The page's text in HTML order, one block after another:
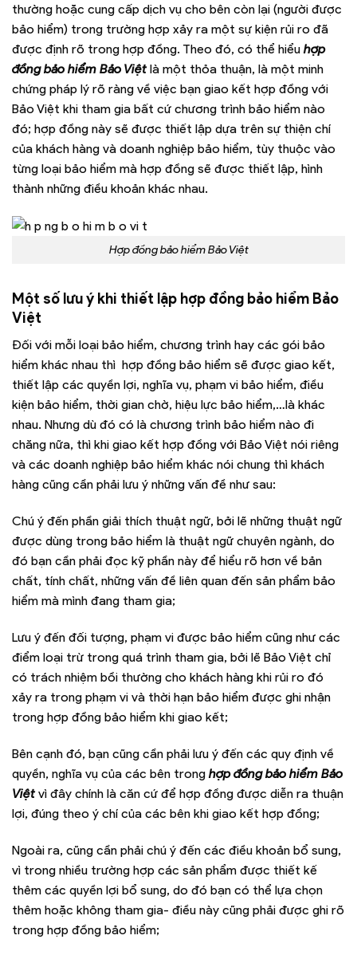
thường hoặc cung cấp dịch vụ cho bên còn lại (người được
bảo hiểm) trong trường hợp xảy ra một sự kiện rủi ro đã
được định rõ trong hợp đồng. Theo đó, có thể hiểu hợp
đồng bảo hiểm Bảo Việtlà một thỏa thuận, là một minh
chứng pháp lý rõ ràng về việc bạn giao kết hợp đồng với
Bảo Việt khi tham gia bất cứ chương trình bảo hiểm nào
đó; hợp đồng này sẽ được thiết lập dựa trên sự thiện chí
của khách hàng và doanh nghiệp bảo hiểm, tùy thuộc vào
từng loại bảo hiểm mà hợp đồng sẽ được thiết lập, hình
thành những điều khoản khác nhau.
Hợp đồng bảo hiểm Bảo Việt
Một số lưu ý khi thiết lập hợp đồng bảo hiểm Bảo
Việt
Đối với mỗi loại bảo hiểm, chương trình hay các gói bảo
hiểm khác nhau thì hợp đồng bảo hiểm sẽ được giao kết,
thiết lập các quyền lợi, nghĩa vụ, phạm vi bảo hiểm, điều
kiện bảo hiểm, thời gian chờ, hiệu lực bảo hiểm,…là khác
nhau. Nhưng dù đó có là chương trình bảo hiểm nào đi
chăng nữa, thì khi giao kết hợp đồng với Bảo Việt nói riêng
và các doanh nghiệp bảo hiểm khác nói chung thì khách
hàng cũng cần phải lưu ý những vấn đề như sau:
Chú ý đến phần giải thích thuật ngữ, bởi lẽ những thuật ngữ
được dùng trong bảo hiểm là thuật ngữ chuyên ngành, do
đó bạn cần phải đọc kỹ phần này để hiểu rõ hơn về bản
chất, tính chất, những vấn đề liên quan đến sản phẩm bảo
hiểm mà mình đang tham gia;
Lưu ý đến đối tượng, phạm vi được bảo hiểm cũng như các
điểm loại trừ trong quá trình tham gia, bởi lẽ Bảo Việt chỉ
có trách nhiệm bồi thường cho khách hàng khi rủi ro đó
xảy ra trong phạm vi và thời hạn bảo hiểm được ghi nhận
trong hợp đồng bảo hiểm khi giao kết;
Bên cạnh đó, bạn cũng cần phải lưu ý đến các quy định về
quyền, nghĩa vụ của các bên trong hợp đồng bảo hiểm Bảo
Việtvì đây chính là căn cứ để hợp đồng được diễn ra thuận
lợi, đúng theo ý chí của các bên khi giao kết hợp đồng;
Ngoài ra, cũng cần phải chú ý đến các điều khoản bổ sung,
vì trong nhiều trường hợp các sản phẩm được thiết kế
thêm các quyền lợi bổ sung, do đó bạn có thể lựa chọn
thêm hoặc không tham gia- điều này cũng phải được ghi rõ
trong hợp đồng bảo hiểm;